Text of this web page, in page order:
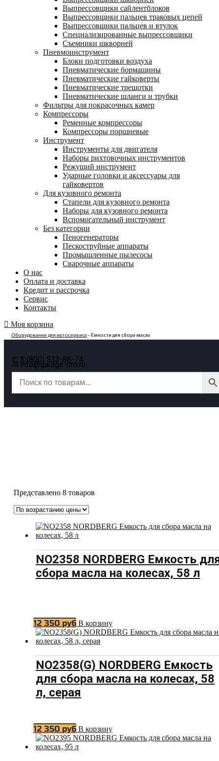
Выпрессовщики сайлентблоков
Выпрессовщики пальцев траковых цепей
Выпрессовщики пальцев и втулок
Специализированные выпрессовщики
Cъемники шкворней
Пневмоинструмент
Блоки подготовки воздуха
Пневматические бормашины
Пневматические гайковерты
Пневматические трещотки
Пневматические шланги и трубки
Фильтры для покрасочных камер
Компрессоры
Ременные компрессоры
Компрессоры поршневые
Инструмент
Инструменты для двигателя
Наборы рихтовочных инструментов
Режущий инструмент
Ударные головки и аксессуары для
гайковертов
Для кузовного ремонта
Стапели для кузовного ремонта
Наборы для кузовного ремонта
Вспомогательный инструмент
Без категории
Пеногенераторы
Пескоструйные аппараты
Промышленные пылесосы
Сварочные аппараты
О нас
Оплата и доставка
Кредит и рассрочка
Сервис
Контакты
Моя корзина
Оборудование для автосервиса - Емкости для сбора масла
✆ 8 (800) 533-86-74
✉ info@garage-pro.ru
Представлено 8 товаров
NO2358 NORDBERG Емкость
сбора масла на колесах, 58 л
12 350 руб В корзину
NO2358(G) NORDBERG Емкость
для сбора масла на колесах, 58
л, серая
12 350 руб В корзину